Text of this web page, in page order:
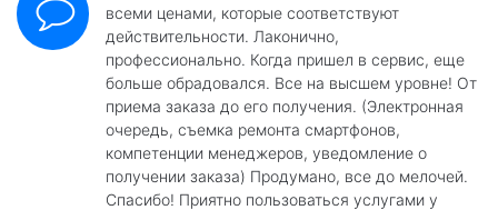
всеми ценами, которые соответствуют
действительности. Лаконично,
профессионально. Когда пришел в сервис, еще
больше обрадовался. Все на высшем уровне! От
приема заказа до его получения. (Электронная
очередь, съемка ремонта смартфонов,
компетенции менеджеров, уведомление о
получении заказа) Продумано, все до мелочей.
Спасибо! Приятно пользоваться услугами у